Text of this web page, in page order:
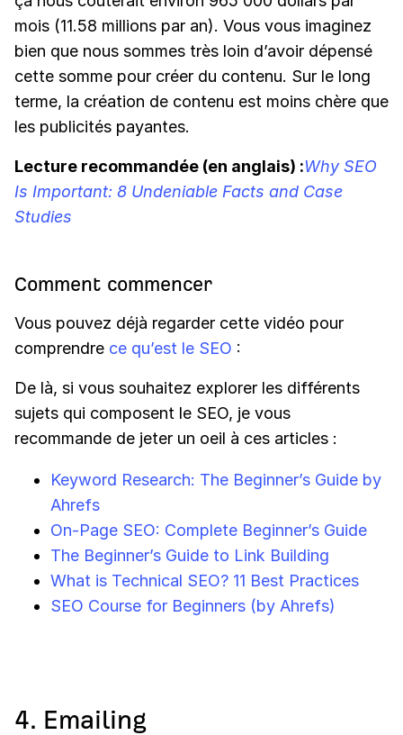
mois (11.58 millions par an). Vous vous imaginez
bien que nous sommes très loin d’avoir dépensé
cette somme pour créer du contenu. Sur le long
terme, la création de contenu est moins chère que
les publicités payantes.
Lecture recommandée (en anglais) :Why SEO
Is Important: 8 Undeniable Facts and Case
Studies
Comment commencer
Vous pouvez déjà regarder cette vidéo pour
comprendre ce qu’est le SEO :
De là, si vous souhaitez explorer les différents
sujets qui composent le SEO, je vous
recommande de jeter un oeil à ces articles :
Keyword Research: The Beginner’s Guide by
Ahrefs
On-Page SEO: Complete Beginner’s Guide
The Beginner’s Guide to Link Building
What is Technical SEO? 11 Best Practices
SEO Course for Beginners (by Ahrefs)
4. Emailing